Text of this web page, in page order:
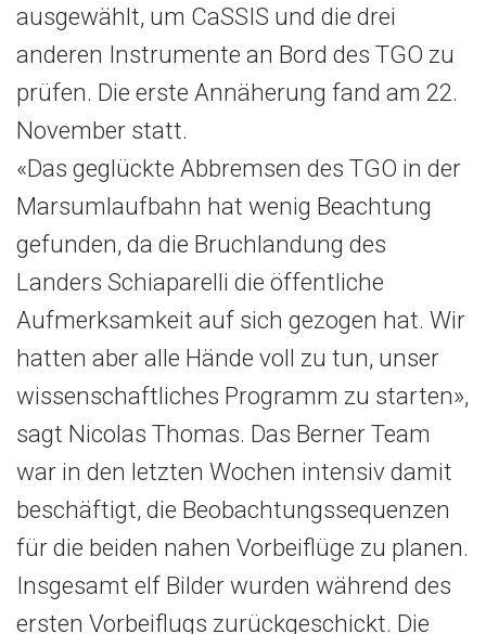
ausgewählt, um CaSSIS und die drei
anderen Instrumente an Bord des TGO zu
prüfen. Die erste Annäherung fand am 22.
November statt.
«Das geglückte Abbremsen des TGO in der
Marsumlaufbahn hat wenig Beachtung
gefunden, da die Bruchlandung des
Landers Schiaparelli die öffentliche
Aufmerksamkeit auf sich gezogen hat. Wir
hatten aber alle Hände voll zu tun, unser
wissenschaftliches Programm zu starten»,
sagt Nicolas Thomas. Das Berner Team
war in den letzten Wochen intensiv damit
beschäftigt, die Beobachtungssequenzen
für die beiden nahen Vorbeiflüge zu planen.
Insgesamt elf Bilder wurden während des
ersten Vorbeiflugs zurückgeschickt. Die